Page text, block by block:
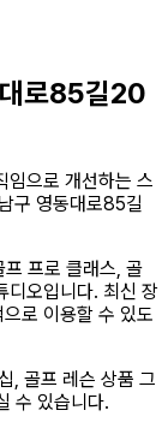
로85길20
임으로 개선하는 스
구 영동대로85길
프로 클래스, 골
디오입니다. 최신 장
로 이용할 수 있도
, 골프 레슨 상품 그
수 있습니다.